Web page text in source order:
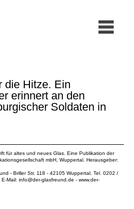
die Hitze. Ein
erinnert an den
Soldaten in
für altes und neues Glas. Eine Publikation der
mbH , Wuppertal. Herausgeber:
- Briller Str. 118 - 42105 Wuppertal. Tel. 0202 /
Mail: info@der-glasfreund.de - www.der-